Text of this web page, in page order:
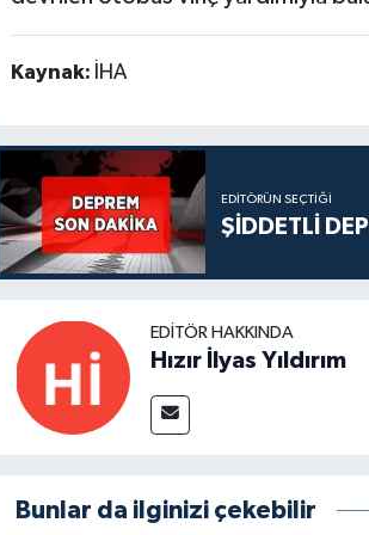
Kaynak: İHA
EDITÖRÜN SEÇTIĞI
ŞİDDETLİ
EDITÖR HAKKINDA
Hızır İlyas Yıldırım
Bunlar da ilginizi çekebilir